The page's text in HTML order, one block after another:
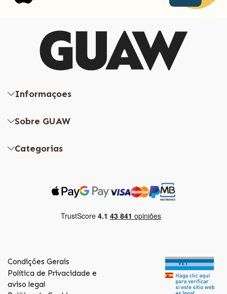
Informaçoes
Sobre GUAW
Categorias
Condições Gerais
Política de Privacidade e
aviso legal